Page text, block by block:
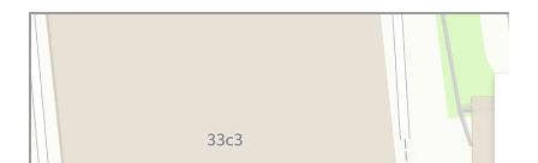
Московская Библейская Церковь
Протестантская церковь в Москве